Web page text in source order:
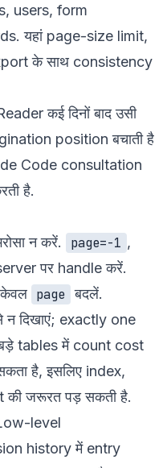
users, form
यहां page-size limit,
के साथ consistency
कई दिनों बाद उसी
position बचाती है
Code consultation
है.
न करें.
page=-1 ,
पर handle करें.
केवल page बदलें.
न दिखाएं; exactly one
tables में count cost
है, इसलिए index,
की जरूरत पड़ सकती है.
level
history में entry